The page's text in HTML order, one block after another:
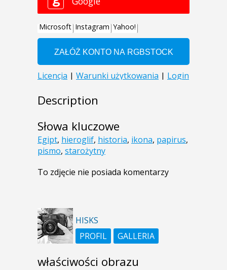
Description
Słowa kluczowe
Egipt, hieroglif, historia, ikona, papirus,
pismo, starożytny
To zdjęcie nie posiada komentarzy
HISKS
PROFIL
GALLERIA
właściwości obrazu